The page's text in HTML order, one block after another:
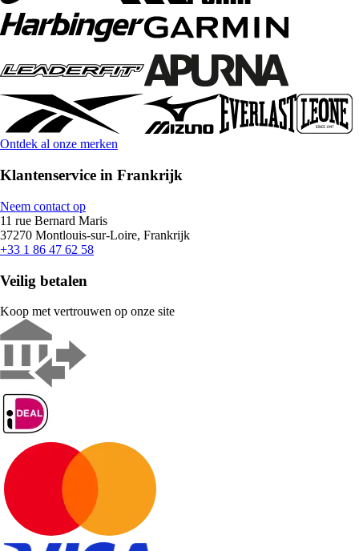
Ontdek al onze merken
Klantenservice in Frankrijk
Neem contact op
11 rue Bernard Maris
37270 Montlouis-sur-Loire, Frankrijk
+33 1 86 47 62 58
Veilig betalen
Koop met vertrouwen op onze site